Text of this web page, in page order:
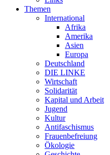
Themen
International
Afrika
Amerika
Asien
Europa
Deutschland
DIE LINKE
Wirtschaft
Solidarität
Kapital und Arbeit
Jugend
Kultur
Antifaschismus
Frauenbefreiung
Ökologie